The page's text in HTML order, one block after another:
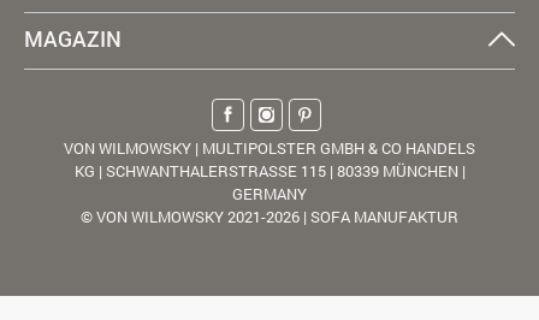
MAGAZIN
VON WILMOWSKY | MULTIPOLSTER GMBH & CO HANDELS
KG | SCHWANTHALERSTRASSE 115 | 80339 MÜNCHEN |
GERMANY
© VON WILMOWSKY 2021-2026 | SOFA MANUFAKTUR